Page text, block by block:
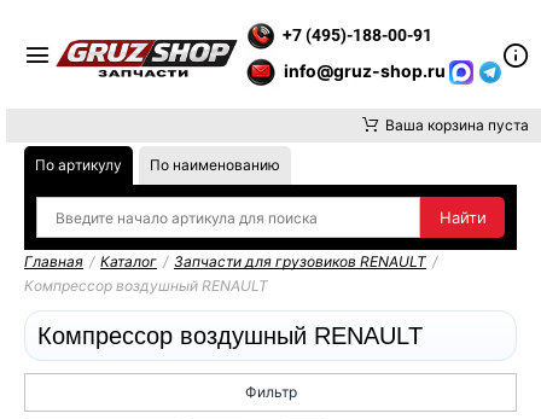
+7 (495)-188-00-91
info@gruz-shop.ru
Ваша корзина пуста
По артикулу По наименованию
Главная / Каталог / Запчасти для грузовиков RENAULT /
Компрессор воздушный RENAULT
Компрессор воздушный RENAULT
Фильтр